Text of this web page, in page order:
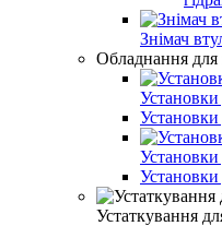
Знімач
Обладнання для
Установки
Установки
Установки
Устаткування